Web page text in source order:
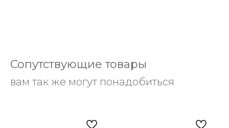
Сопутствующие товары
вам так же могут понадобиться